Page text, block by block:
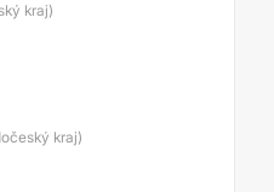
kraj)
kraj)